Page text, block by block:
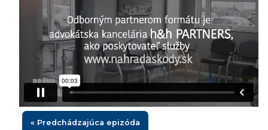
« Predchádzajúca epizóda